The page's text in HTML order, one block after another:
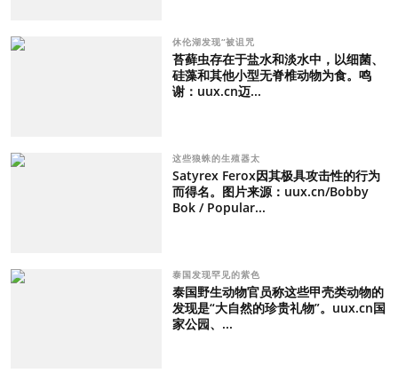
休伦湖发现“被诅咒
苔藓虫存在于盐水和淡水中，以细菌、
硅藻和其他小型无脊椎动物为食。鸣
谢：uux.cn迈...
这些狼蛛的生殖器太
Satyrex Ferox因其极具攻击性的行为
而得名。图片来源：uux.cn/Bobby
Bok / Popular...
泰国发现罕见的紫色
泰国野生动物官员称这些甲壳类动物的
发现是“大自然的珍贵礼物”。uux.cn国
家公园、...